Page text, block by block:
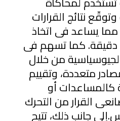
نتائج القرارات
مما يساعد فى اتخاذ
دقيقة. كما تسهم فى
من خلال
متعددة، وتقييم
كالمساعدات أو
القرار من التحرك
جانب ذلك، تتيح